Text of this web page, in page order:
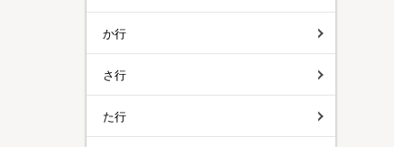
か行
さ行
た行